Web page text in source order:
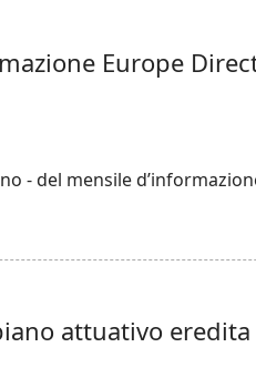
Europe
- del mensile
attuativo